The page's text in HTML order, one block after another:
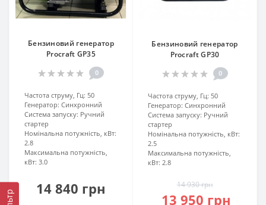
Бензиновий генератор
Procraft GP35
0
Частота струму, Гц: 50
Генератор: Синхронний
Система запуску: Ручний
стартер
Номінальна потужність, кВт:
2.8
Максимальна потужність,
кВт: 3.0
14 840 грн
Бензиновий генератор
Procraft GP30
0
Частота струму, Гц: 50
Генератор: Синхронний
Система запуску: Ручний
стартер
Номінальна потужність, кВт:
2.5
Максимальна потужність,
кВт: 2.8
14 930 грн
13 950 грн